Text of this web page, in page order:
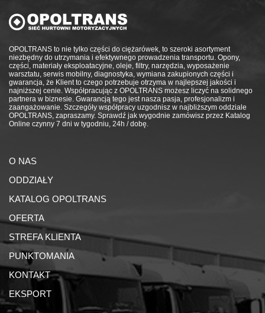
OPOLTRANS to nie tylko części do ciężarówek, to szeroki asortyment
niezbędny do utrzymania i efektywnego prowadzenia transportu. Opony,
części, materiały eksploatacyjne, oleje, filtry, narzędzia, wyposażenie
warsztatu, serwis mobilny, diagnostyka, wymiana zakupionych części i
gwarancja, że Klient to czego potrzebuje otrzyma w najlepszej jakości i
najniższej cenie. Współpracując z OPOLTRANS możesz liczyć na solidnego
partnera w biznesie. Gwarancją tego jest nasza pasja, profesjonalizm i
zaangażowanie. Szczegóły współpracy uzgodnisz w najbliższym oddziale
OPOLTRANS, zapraszamy. Sprawdź jak wygodnie zamówisz przez Katalog
Online czynny 7 dni w tygodniu, 24h / dobę.
O NAS
ODDZIAŁY
KATALOG OPOLTRANS
OFERTA
STREFA KLIENTA
PUNKTOMANIA
KONTAKT
EKSPORT